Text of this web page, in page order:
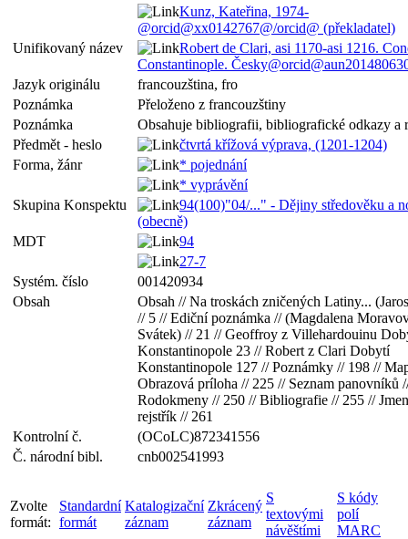
Kunz, Kateřina, 1974-
@orcid@xx0142767@/orcid@ (překladatel)
Unifikovaný název
Robert de Clari, asi 1170-asi 1216.
Constantinople.
Jazyk originálu
francouzština, fro
Poznámka
Přeloženo z francouzštiny
Poznámka
Obsahuje bibliografii, bibliografické odkazy a
Předmět - heslo
čtvrtá křížová výprava, (1201-1204)
Forma, žánr
* pojednání
* vyprávění
Skupina Konspektu
94(100)"04/..." - Dějiny středověku a
(obecně)
MDT
94
27-7
Systém. číslo
001420934
Obsah
Obsah // Na troskách zničených Latiny...
// 5 // Ediční poznámka // (Magdalena
Svátek) // 21 // Geoffroy z Villehardouinu
Konstantinopole 23 // Robert z Clari Dobytí
Konstantinopole 127 // Poznámky // 198 //
Obrazová príloha // 225 // Seznam panovníků
Rodokmeny // 250 // Bibliografie // 255 //
rejstřík // 261
Kontrolní č.
(OCoLC)872341556
Č. národní bibl.
cnb002541993
Zvolte
formát:
Standardní
formát
Katalogizační
záznam
Zkrácený
záznam
S
textovými
návěštími
S kódy
polí
MARC